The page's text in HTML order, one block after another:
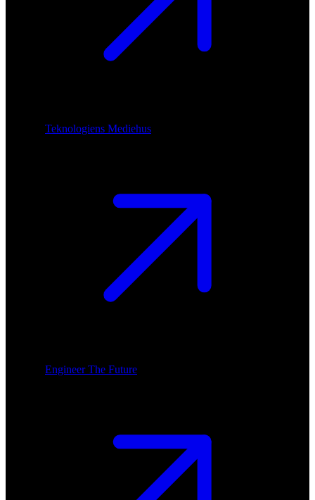
Teknologiens Mediehus
Engineer The Future